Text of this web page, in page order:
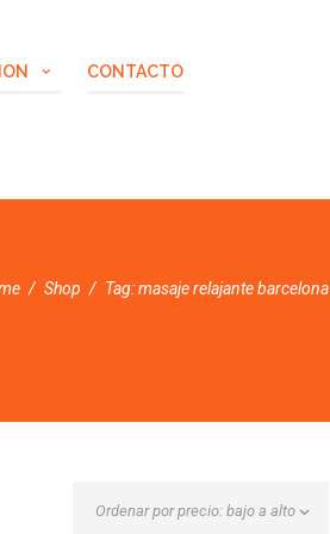
CONTACTO
Shop Tag: masaje relajante barcelona